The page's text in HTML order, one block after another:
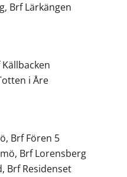
Brf Lärkängen
i Åre
Brf Fören 5
Brf Lorensberg
Brf Residenset